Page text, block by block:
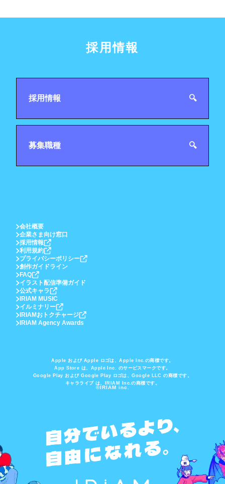
採用情報
採用情報 🔍
募集職種 🔍
会社概要
企業さま向け窓口
採用情報
利用規約
プライバシーポリシー
創作ガイドライン
FAQ
イラスト配信準備ガイド
公式キャラ
IRIAM MUSIC
イルミナリー
IRIAMおトクチャージ
IRIAM Agency Awards
Apple および Apple ロゴは、Apple Inc.の商標です。
App Store は、Apple Inc. のサービスマークです。
Google Play および Google Play ロゴは、Google LLC の商標です。
キャラライブ は、IRIAM Inc.の商標です。
©IRIAM inc.